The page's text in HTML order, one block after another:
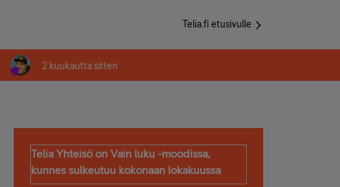
Telia.fi etusivulle
2 kuukautta sitten
Telia Yhteisö on Vain luku -moodissa,
kunnes sulkeutuu kokonaan lokakuussa